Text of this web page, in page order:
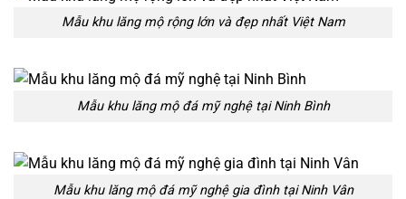
Mẫu khu lăng mộ rộng lớn và đẹp nhất Việt Nam
Mẫu khu lăng mộ đá mỹ nghệ tại Ninh Bình
Mẫu khu lăng mộ đá mỹ nghệ gia đình tại Ninh Vân